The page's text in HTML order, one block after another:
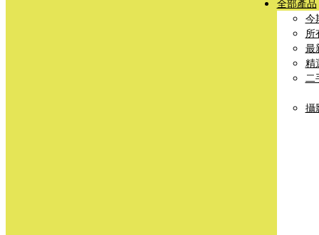
全部產品
今
所
最
精
二
攝